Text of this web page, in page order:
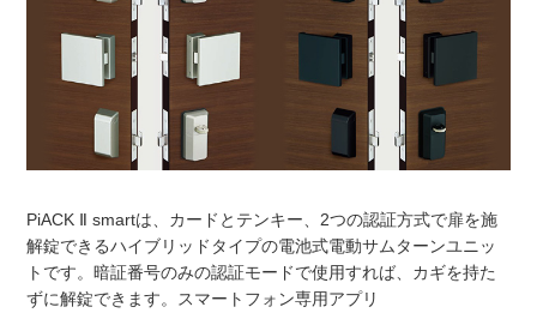
PiACK Ⅱ smartは、カードとテンキー、2つの認証方式で扉を施
解錠できるハイブリッドタイプの電池式電動サムターンユニッ
トです。暗証番号のみの認証モードで使用すれば、カギを持た
ずに解錠できます。スマートフォン専用アプリ